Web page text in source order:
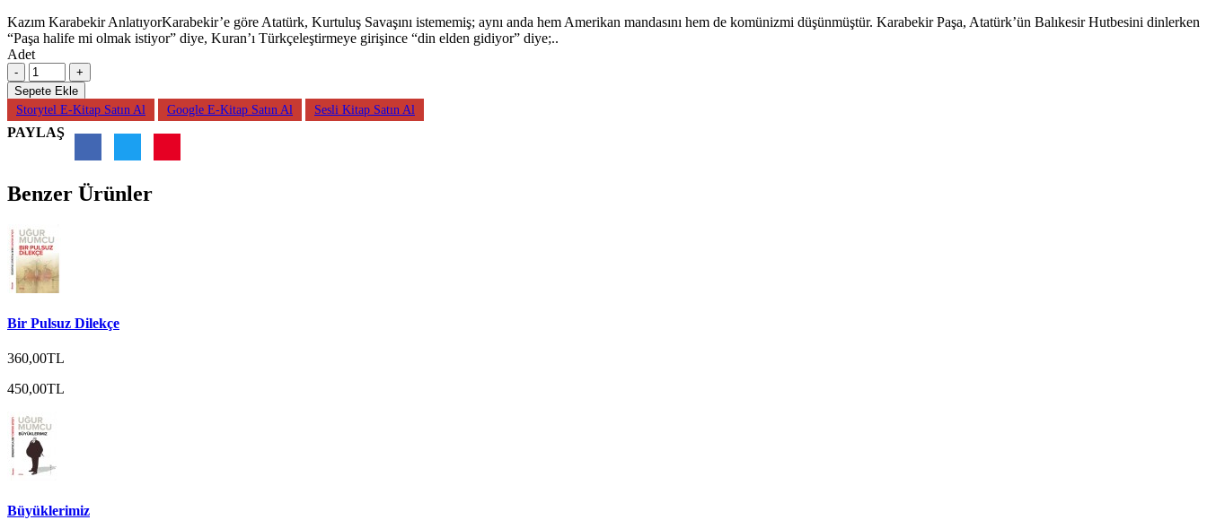
Kazım Karabekir AnlatıyorKarabekir’e göre Atatürk, Kurtuluş Savaşını istememiş; aynı anda hem Amerikan mandasını hem de komünizmi düşünmüştür. Karabekir Paşa, Atatürk’ün Balıkesir Hutbesini dinlerken
“Paşa halife mi olmak istiyor” diye, Kuran’ı Türkçeleştirmeye girişince “din elden gidiyor” diye;..
Adet
Sepete Ekle
Storytel E-Kitap Satın Al
Google E-Kitap Satın Al Sesli Kitap Satın Al
PAYLAŞ
Benzer Ürünler
Bir Pulsuz Dilekçe
360,00TL
450,00TL
Büyüklerimiz